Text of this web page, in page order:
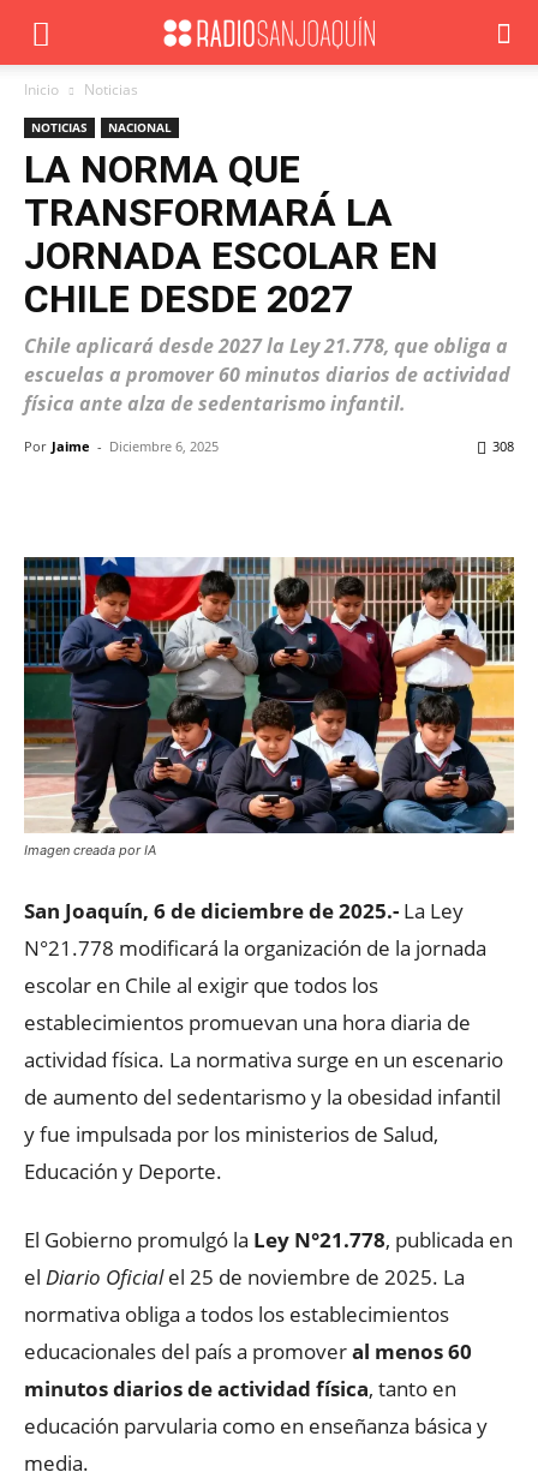
Inicio Noticias
NOTICIAS NACIONAL
LA NORMA QUE
TRANSFORMARÁ LA
JORNADA ESCOLAR EN
CHILE DESDE 2027
Chile aplicará desde 2027 la Ley 21.778, que obliga a
escuelas a promover 60 minutos diarios de actividad
física ante alza de sedentarismo infantil.
Por Jaime - Diciembre 6, 2025 308
Imagen creada por IA
San Joaquín, 6 de diciembre de 2025.- La Ley
N°21.778 modificará la organización de la jornada
escolar en Chile al exigir que todos los
establecimientos promuevan una hora diaria de
actividad física. La normativa surge en un escenario
de aumento del sedentarismo y la obesidad infantil
y fue impulsada por los ministerios de Salud,
Educación y Deporte.
El Gobierno promulgó la Ley N°21.778, publicada en
el Diario Oficialel 25 de noviembre de 2025. La
normativa obliga a todos los establecimientos
educacionales del país a promoveral menos 60
minutos diarios de actividad física, tanto en
educación parvularia como en enseñanza básica y
media.